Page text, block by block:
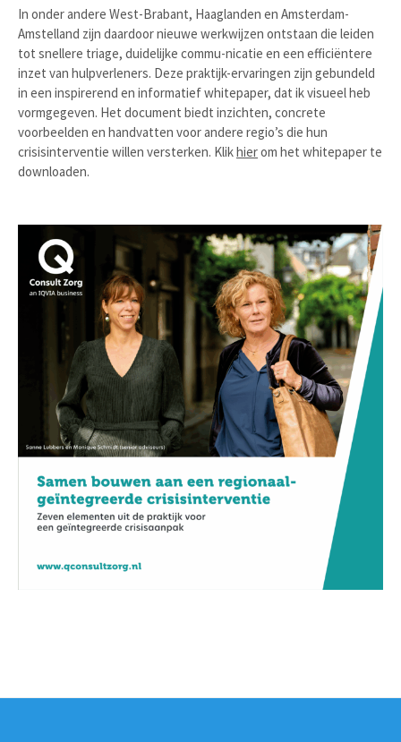
In onder andere West-Brabant, Haaglanden en Amsterdam-
Amstelland zijn daardoor nieuwe werkwijzen ontstaan die leiden
tot snellere triage, duidelijke commu-nicatie en een efficiëntere
inzet van hulpverleners. Deze praktijk-ervaringen zijn gebundeld
in een inspirerend en informatief whitepaper, dat ik visueel heb
vormgegeven. Het document biedt inzichten, concrete
voorbeelden en handvatten voor andere regio’s die hun
crisisinterventie willen versterken. Klikhierom het whitepaper te
downloaden.